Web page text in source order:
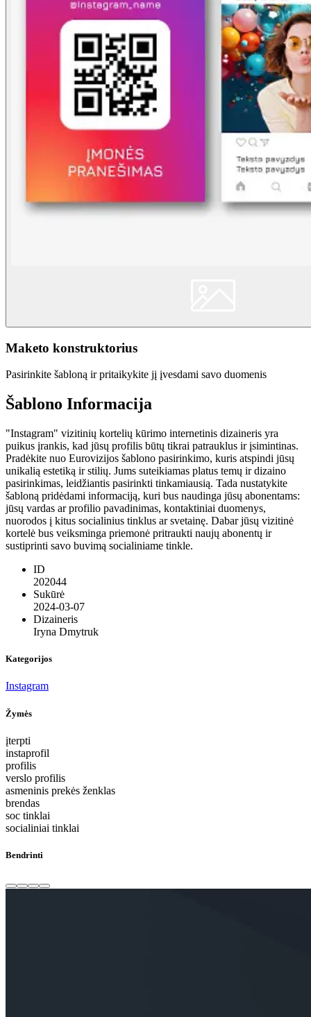
Maketo konstruktorius
Pasirinkite šabloną ir pritaikykite jį įvesdami savo duomenis
Šablono Informacija
"Instagram" vizitinių kortelių kūrimo internetinis dizaineris yra
puikus įrankis, kad jūsų profilis būtų tikrai patrauklus ir įsimintinas.
Pradėkite nuo Eurovizijos šablono pasirinkimo, kuris atspindi jūsų
unikalią estetiką ir stilių. Jums suteikiamas platus temų ir dizaino
pasirinkimas, leidžiantis pasirinkti tinkamiausią. Tada nustatykite
šabloną pridėdami informaciją, kuri bus naudinga jūsų abonentams:
jūsų vardas ar profilio pavadinimas, kontaktiniai duomenys,
nuorodos į kitus socialinius tinklus ar svetainę. Dabar jūsų vizitinė
kortelė bus veiksminga priemonė pritraukti naujų abonentų ir
sustiprinti savo buvimą socialiniame tinkle.
ID
202044
Sukūrė
2024-03-07
Dizaineris
Iryna Dmytruk
Kategorijos
Instagram
Žymės
įterpti
instaprofil
profilis
verslo profilis
asmeninis prekės ženklas
brendas
soc tinklai
socialiniai tinklai
Bendrinti